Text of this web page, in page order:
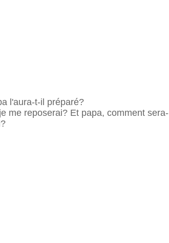
l'aura-t-il préparé?
me reposerai? Et papa, comment sera-